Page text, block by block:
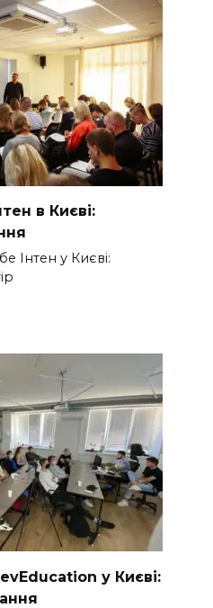
в Києві:
Інтен у Києві:
у Києві: